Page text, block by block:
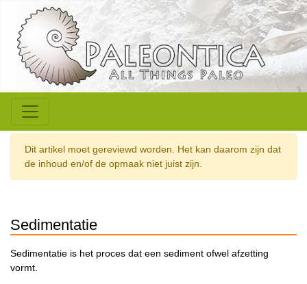
Dit artikel moet gereviewd worden. Het kan daarom zijn dat
de inhoud en/of de opmaak niet juist zijn.
Sedimentatie
Sedimentatie is het proces dat een sediment ofwel afzetting
vormt.